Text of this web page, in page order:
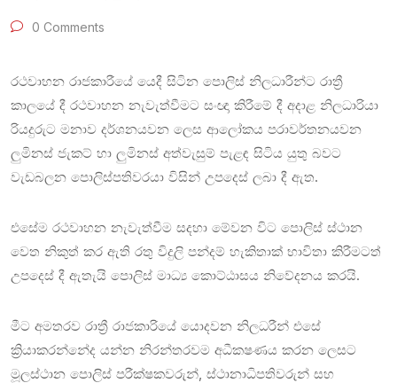
0 Comments
රථවාහන රාජකාරීයේ යෙදී සිටින පොලිස් නිලධාරීන්ට රාත්‍රී
කාලයේ දී රථවාහන නැවැත්වීමට සංඥා කිරීමේ දී අදාළ නිලධාරියා
රියදුරුට මනාව දර්ශනයවන ලෙස ආලෝකය පරාවර්තනයවන
ලුමිනස් ජැකට් හා ලුමිනස් අත්වැසුම් පැළඳ සිටිය යුතු බවට
වැඩබලන පොලිස්පතිවරයා විසින් උපදෙස් ලබා දී ඇත.
එසේම රථවාහන නැවැත්වීම සදහා මේවන විට පොලිස් ස්ථාන
වෙත නිකුත් කර ඇති රතු විදුලි පන්දම් හැකිතාක් භාවිතා කිරීමටත්
උපදෙස් දී ඇතැයි පොලිස් මාධ්‍ය කොට්ඨාසය නිවේදනය කරයි.
මීට අමතරව රාත්‍රී රාජකාරියේ යොදවන නිලධරීන් එසේ
ක්‍රියාකරන්නේද යන්න නිරන්තරවම අධීක‍ෂණය කරන ලෙසට
මූලස්ථාන පොලිස් පරීක‍්ෂකවරුන්, ස්ථානාධිපතිවරුන් සහ